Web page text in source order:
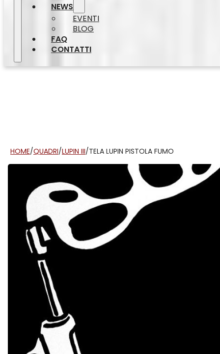
NEWS
EVENTI
BLOG
FAQ
CONTATTI
HOME/QUADRI/LUPIN III/TELA LUPIN PISTOLA FUMO